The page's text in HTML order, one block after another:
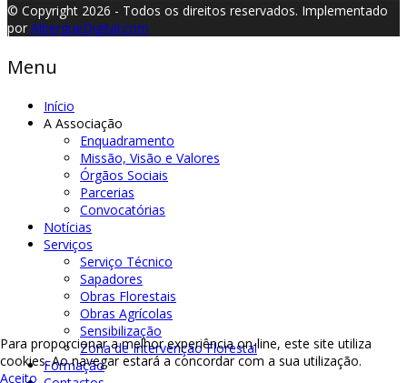
© Copyright 2026 - Todos os direitos reservados. Implementado
por AlbergueDigital.com
Menu
Início
A Associação
Enquadramento
Missão, Visão e Valores
Órgãos Sociais
Parcerias
Convocatórias
Notícias
Serviços
Serviço Técnico
Sapadores
Obras Florestais
Obras Agrícolas
Sensibilização
Zona de Intervenção Florestal
Formação
Para proporcionar a melhor experiência on-line, este site utiliza
cookies. Ao navegar estará a concordar com a sua utilização.
Aceito